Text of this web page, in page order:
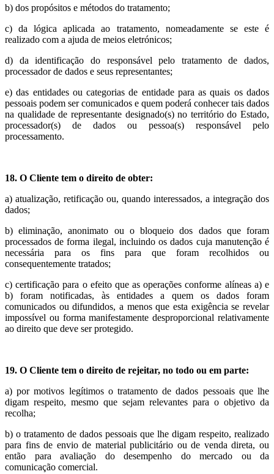
b) dos propósitos e métodos do tratamento;
c) da lógica aplicada ao tratamento, nomeadamente se este é
realizado com a ajuda de meios eletrónicos;
d) da identificação do responsável pelo tratamento de dados,
processador de dados e seus representantes;
e) das entidades ou categorias de entidade para as quais os dados
pessoais podem ser comunicados e quem poderá conhecer tais dados
na qualidade de representante designado(s) no território do Estado,
processador(s) de dados ou pessoa(s) responsável pelo
processamento.
18. O Cliente tem o direito de obter:
a) atualização, retificação ou, quando interessados, a integração dos
dados;
b) eliminação, anonimato ou o bloqueio dos dados que foram
processados de forma ilegal, incluindo os dados cuja manutenção é
necessária para os fins para que foram recolhidos ou
consequentemente tratados;
c) certificação para o efeito que as operações conforme alíneas a) e
b) foram notificadas, às entidades a quem os dados foram
comunicados ou difundidos, a menos que esta exigência se revelar
impossível ou forma manifestamente desproporcional relativamente
ao direito que deve ser protegido.
19. O Cliente tem o direito de rejeitar, no todo ou em parte:
a) por motivos legítimos o tratamento de dados pessoais que lhe
digam respeito, mesmo que sejam relevantes para o objetivo da
recolha;
b) o tratamento de dados pessoais que lhe digam respeito, realizado
para fins de envio de material publicitário ou de venda direta, ou
então para avaliação do desempenho do mercado ou da
comunicação comercial.